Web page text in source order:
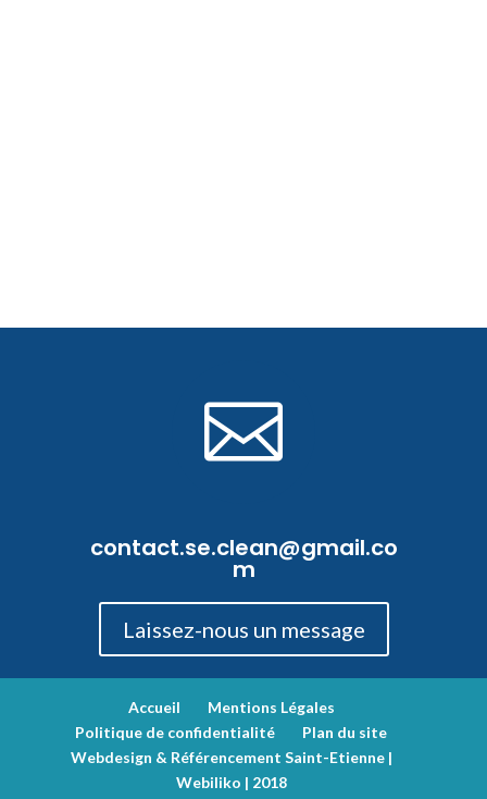

contact.se.clean@gmail.co
m
Laissez-nous un message
Accueil
Mentions Légales
Politique de confidentialité
Plan du site
Webdesign & Référencement Saint-Etienne |
Webiliko | 2018